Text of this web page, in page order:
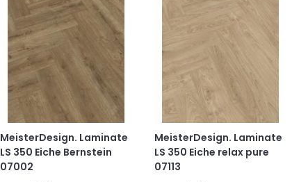
MeisterDesign. Laminate
LS 350 Eiche Bernstein
07002
MeisterDesign. Laminate
LS 350 Eiche relax pure
07113